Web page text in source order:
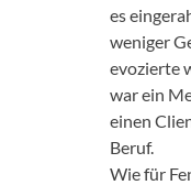
es
weniger
evozierte
war ein
einen
Beruf.
Wie für